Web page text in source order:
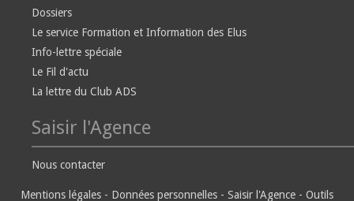
Dossiers
Le service Formation et Information des Elus
Info-lettre spéciale
Le Fil d'actu
La lettre du Club ADS
Saisir l'Agence
Nous contacter
Mentions légales - Données personnelles - Saisir l'Agence - Outils